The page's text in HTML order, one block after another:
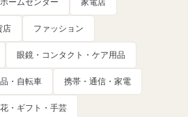
店 ファッション
眼鏡・コンタクト・ケア用品
・自転車 携帯・通信・家電
花・ギフト・手芸